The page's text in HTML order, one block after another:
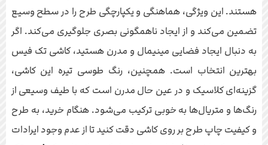
هستند. این ویژگی، هماهنگی و یکپارچگی طرح را در سطح وسیع
تضمین می‌کند و از ایجاد ناهمگونی بصری جلوگیری می‌کند. اگر
به دنبال ایجاد فضایی مینیمال و مدرن هستید، کاشی تک فیس
بهترین انتخاب است. همچنین، رنگ طوسی تیره این کاشی،
گزینه‌ای کلاسیک و در عین حال مدرن است که با طیف وسیعی از
رنگ‌ها و متریال‌ها به خوبی ترکیب می‌شود. هنگام خرید، به طرح
و کیفیت چاپ طرح بر روی کاشی دقت کنید تا از عدم وجود ایرادات